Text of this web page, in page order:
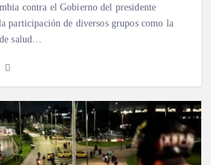
contra el Gobierno del presidente
participación de diversos grupos como la
salud…